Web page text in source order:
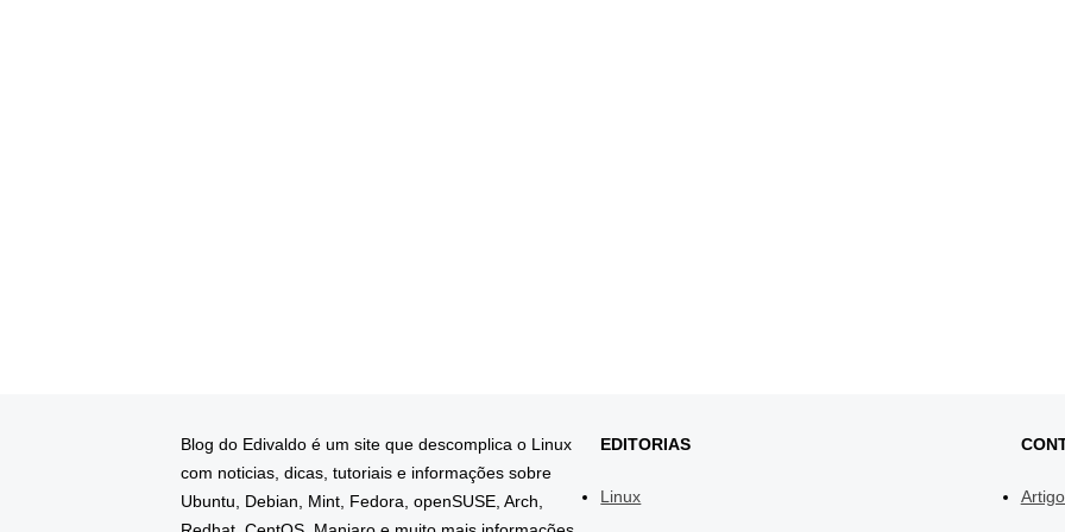
Blog do Edivaldo é um site que descomplica o Linux
com noticias, dicas, tutoriais e informações sobre
Ubuntu, Debian, Mint, Fedora, openSUSE, Arch,
EDITORIAS
Linux